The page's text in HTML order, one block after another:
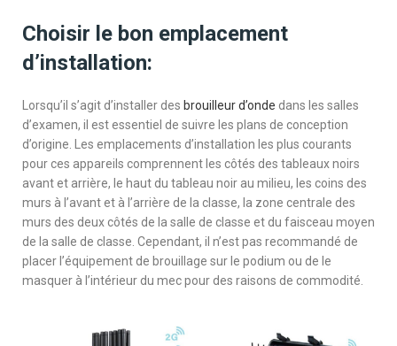
Choisir le bon emplacement
d’installation:
Lorsqu’il s’agit d’installer des brouilleur d’onde dans les salles
d’examen, il est essentiel de suivre les plans de conception
d’origine. Les emplacements d’installation les plus courants
pour ces appareils comprennent les côtés des tableaux noirs
avant et arrière, le haut du tableau noir au milieu, les coins des
murs à l’avant et à l’arrière de la classe, la zone centrale des
murs des deux côtés de la salle de classe et du faisceau moyen
de la salle de classe. Cependant, il n’est pas recommandé de
placer l’équipement de brouillage sur le podium ou de le
masquer à l’intérieur du mec pour des raisons de commodité.